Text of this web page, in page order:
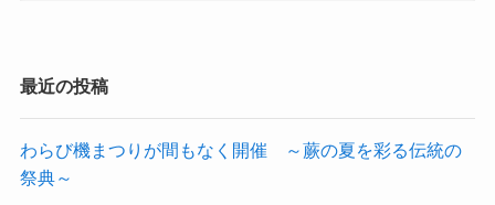
最近の投稿
わらび機まつりが間もなく開催 ～蕨の夏を彩る伝統の
祭典～